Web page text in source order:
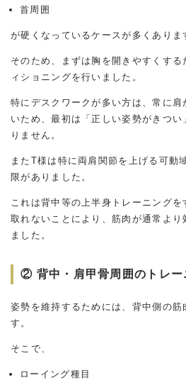
首周囲
が硬くなっているケースが多くありま
そのため、まずは胸を開きやすくす
ィショニングを行いました。
特にデスクワークが多い方は、常に肩
いため、最初は「正しい姿勢がきつ
りません。
またT様は特に両肩関節を上げる可動
限がありました。
これは背中等の上半身トレーニングを
取れないことにより、筋肉が通常より
ました。
② 背中・肩甲骨周囲のトレー
姿勢を維持するためには、背中側の筋
す。
そこで、
ローイング種目